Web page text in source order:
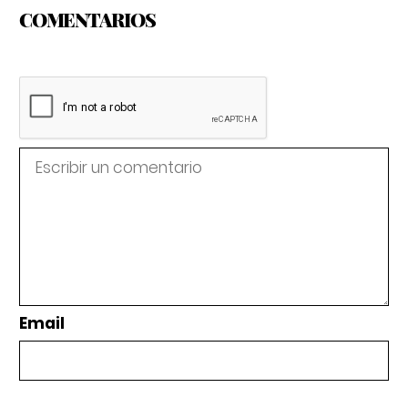
COMENTARIOS
Email